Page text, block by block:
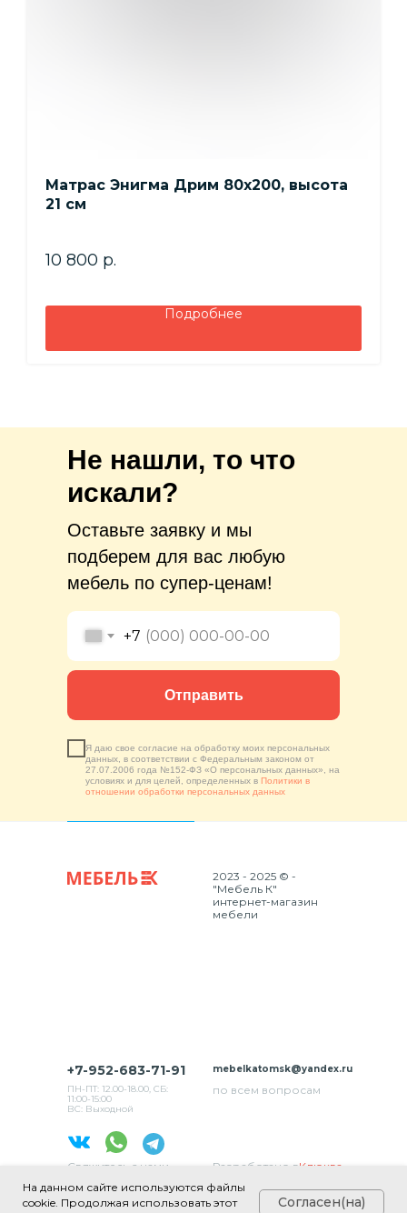
Матрас Энигма Дрим 80х200, высота
21 см
10 800 р.
Подробнее
Не нашли, то что
искали?
Оставьте заявку и мы
подберем для вас любую
мебель по супер-ценам!
+7
Я даю свое согласие на обработку моих персональных
данных, в соответствии с Федеральным законом от
27.07.2006 года №152-ФЗ «О персональных данных», на
условиях и для целей, определенных в Политики в
отношении обработки персональных данных
Отправить
+7-952-683-71-91
ПН-ПТ: 12.00-18.00, СБ:
11:00-15:00
ВС: Выходной
Разработано вКлюква
mebelkatomsk@yandex.ru
по всем вопросам
2023 - 2025 © -
"Мебель К"
интернет-магазин
мебели
Свяжитесь с нами
На данном сайте используются файлы
cookie. Продолжая использовать этот
Согласен(на)